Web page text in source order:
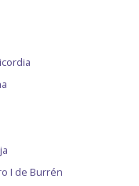
I de Burrén